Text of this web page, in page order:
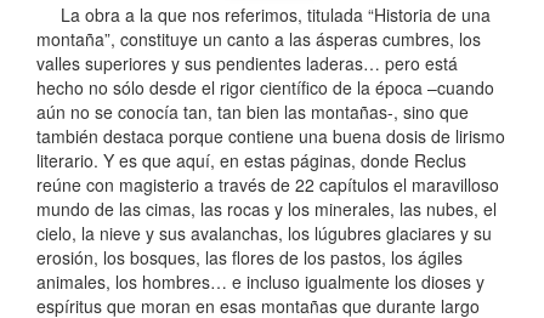
La obra a la que nos referimos, titulada “Historia de una
montaña”, constituye un canto a las ásperas cumbres, los
valles superiores y sus pendientes laderas… pero está
hecho no sólo desde el rigor científico de la época –cuando
aún no se conocía tan, tan bien las montañas-, sino que
también destaca porque contiene una buena dosis de lirismo
literario. Y es que aquí, en estas páginas, donde Reclus
reúne con magisterio a través de 22 capítulos el maravilloso
mundo de las cimas, las rocas y los minerales, las nubes, el
cielo, la nieve y sus avalanchas, los lúgubres glaciares y su
erosión, los bosques, las flores de los pastos, los ágiles
animales, los hombres… e incluso igualmente los dioses y
espíritus que moran en esas montañas que durante largo